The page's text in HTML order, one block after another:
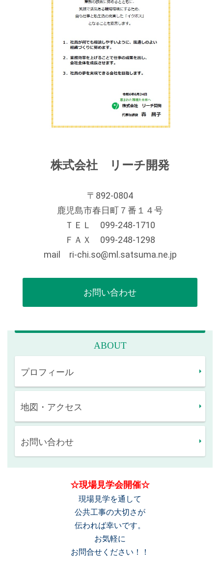
株式会社 リーチ開発
〒892-0804
鹿児島市春日町７番１４号
ＴＥＬ 099-248-1710
ＦＡＸ 099-248-1298
mail ri-chi.so@ml.satsuma.ne.jp
お問い合わせ
ABOUT
プロフィール
地図・アクセス
お問い合わせ
☆現場見学会開催☆
現場見学を通して
公共工事の大切さが
伝われば幸いです。
お気軽に
お問合せください！！